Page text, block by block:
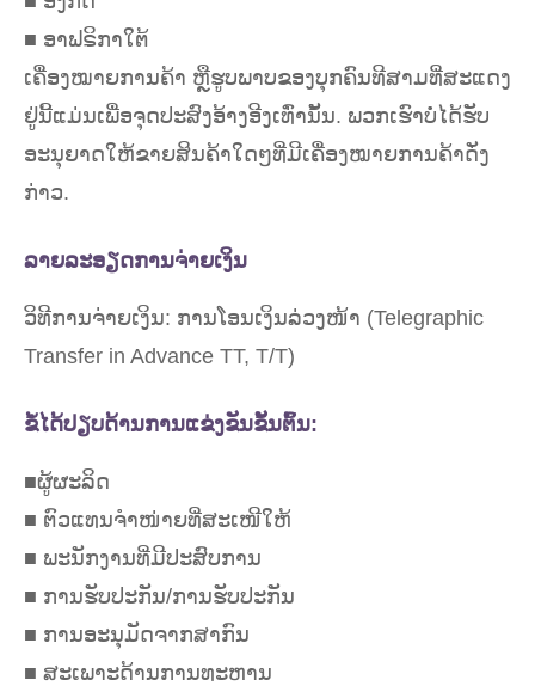
■ ອາຟຣິກາໃຕ້
ເຄື່ອງໝາຍການຄ້າ ຫຼືຮູບພາບຂອງບຸກຄົນທີສາມທີ່ສະແດງ
ຢູ່ນີ້ແມ່ນເພື່ອຈຸດປະສົງອ້າງອີງເທົ່ານັ້ນ. ພວກເຮົາບໍ່ໄດ້ຮັບ
ອະນຸຍາດໃຫ້ຂາຍສິນຄ້າໃດໆທີ່ມີເຄື່ອງໝາຍການຄ້າດັ່ງ
ກ່າວ.
ລາຍລະອຽດການຈ່າຍເງິນ
ວິທີການຈ່າຍເງິນ: ການໂອນເງິນລ່ວງໜ້າ (Telegraphic
Transfer in Advance TT, T/T)
ຂໍ້ໄດ້ປຽບດ້ານການແຂ່ງຂັນຂັ້ນຕົ້ນ:
■ຜູ້ຜະລິດ
■ ຕົວແທນຈຳໜ່າຍທີ່ສະເໜີໃຫ້
■ ພະນັກງານທີ່ມີປະສົບການ
■ ການຮັບປະກັນ/ການຮັບປະກັນ
■ ການອະນຸມັດຈາກສາກົນ
■ ສະເພາະດ້ານການທະຫານ